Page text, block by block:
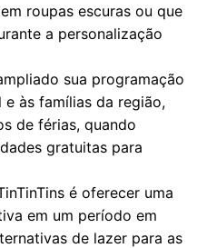
roupas escuras ou que
a personalização
sua programação
às famílias da região,
de férias, quando
gratuitas para
é oferecer uma
em um período em
de lazer para as